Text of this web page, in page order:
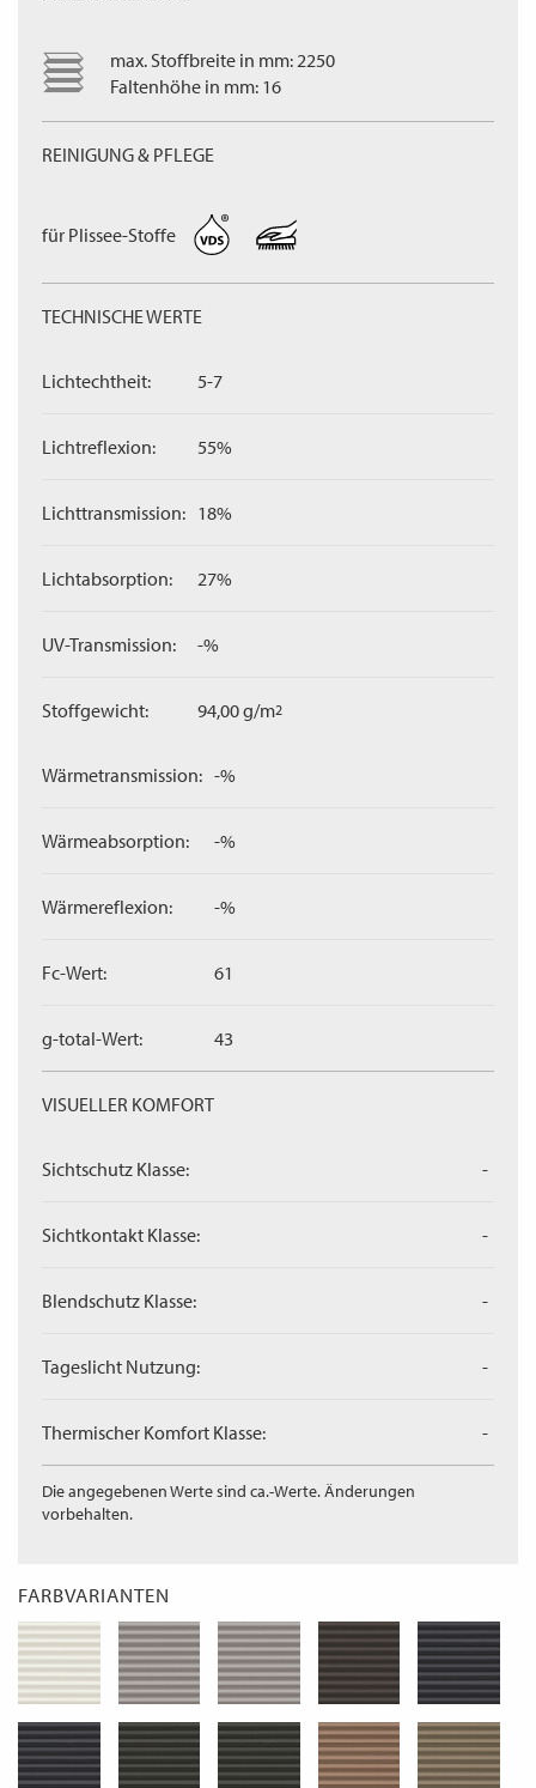
max. Stoffbreite in mm: 2250
Faltenhöhe in mm: 16
REINIGUNG & PFLEGE
für Plissee-Stoffe
TECHNISCHE WERTE
Lichtechtheit: 5-7
Lichtreflexion: 55%
Lichttransmission: 18%
Lichtabsorption: 27%
UV-Transmission: -%
Stoffgewicht: 94,00 g/m2
Wärmetransmission: -%
Wärmeabsorption: -%
Wärmereflexion: -%
Fc-Wert: 61
g-total-Wert: 43
VISUELLER KOMFORT
Sichtschutz Klasse: -
Sichtkontakt Klasse: -
Blendschutz Klasse: -
Tageslicht Nutzung: -
Thermischer Komfort Klasse: -
Die angegebenen Werte sind ca.-Werte. Änderungen
vorbehalten.
FARBVARIANTEN